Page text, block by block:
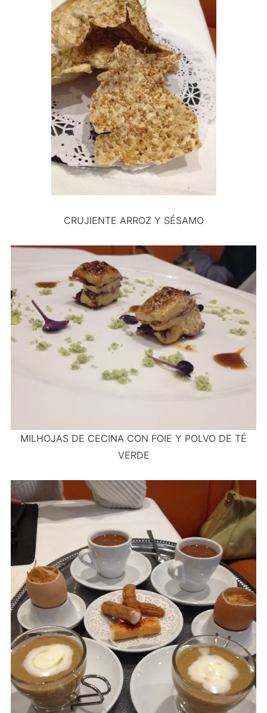
CRUJIENTE ARROZ Y SÉSAMO
MILHOJAS DE CECINA CON FOIE Y POLVO DE TÉ
VERDE